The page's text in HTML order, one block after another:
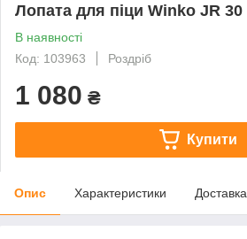
Лопата для піци Winko JR 30
В наявності
Код: 103963
Роздріб
1 080 ₴
Купити
Опис Характеристики Доставка